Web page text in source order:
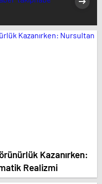
Kazanırken:
Sinematik Realizmi